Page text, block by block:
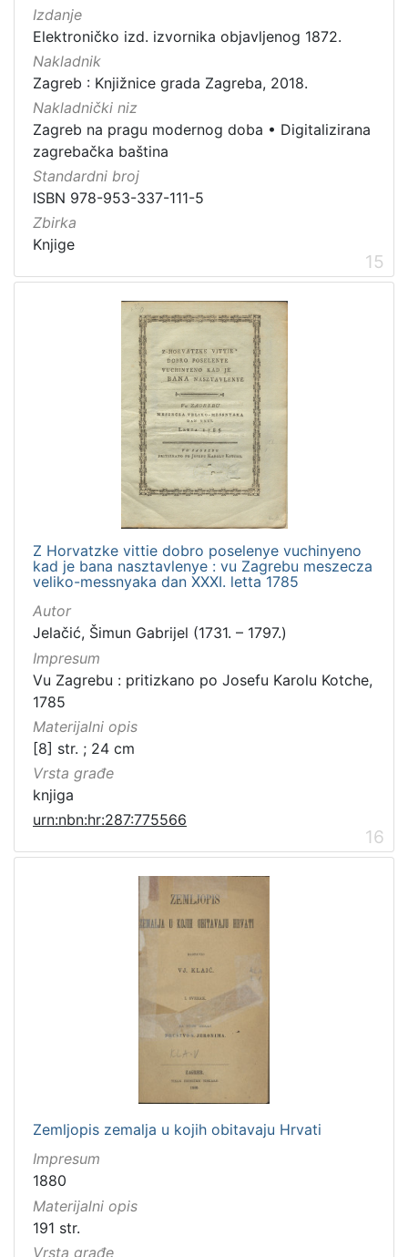
Izdanje
Elektroničko izd. izvornika objavljenog 1872.
Nakladnik
Zagreb : Knjižnice grada Zagreba, 2018.
Nakladnički niz
Zagreb na pragu modernog doba • Digitalizirana
zagrebačka baština
Standardni broj
ISBN 978-953-337-111-5
Zbirka
Knjige
15
Z Horvatzke vittie dobro poselenye vuchinyeno
kad je bana nasztavlenye : vu Zagrebu meszecza
veliko-messnyaka dan XXXI. letta 1785
Autor
Jelačić, Šimun Gabrijel (1731. – 1797.)
Impresum
Vu Zagrebu : pritizkano po Josefu Karolu Kotche,
1785
Materijalni opis
[8] str. ; 24 cm
Vrsta građe
knjiga
urn:nbn:hr:287:775566
16
Zemljopis zemalja u kojih obitavaju Hrvati
Impresum
1880
Materijalni opis
191 str.
Vrsta građe